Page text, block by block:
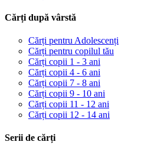
Cărți după vârstă
Cărți pentru Adolescenți
Cărți pentru copilul tău
Cărți copii 1 - 3 ani
Cărți copii 4 - 6 ani
Cărți copii 7 - 8 ani
Cărți copii 9 - 10 ani
Cărți copii 11 - 12 ani
Cărți copii 12 - 14 ani
Serii de cărți